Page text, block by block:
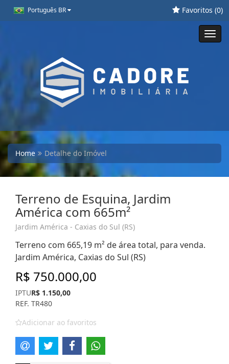
Português BR Favoritos (0)
Home Detalhe do Imóvel
Terreno de Esquina, Jardim
América com 665m²
Jardim América - Caxias do Sul (RS)
Terreno com 665,19 m² de área total, para venda.
Jardim América, Caxias do Sul (RS)
R$ 750.000,00
IPTUR$ 1.150,00
REF. TR480
Adicionar ao favoritos